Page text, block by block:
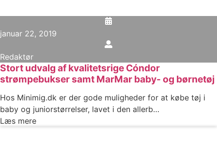
januar 22, 2019
Redaktør
Stort udvalg af kvalitetsrige Cóndor
strømpebukser samt MarMar baby- og børnetøj
Hos Minimig.dk er der gode muligheder for at købe tøj i
baby og juniorstørrelser, lavet i den allerb…
Læs mere